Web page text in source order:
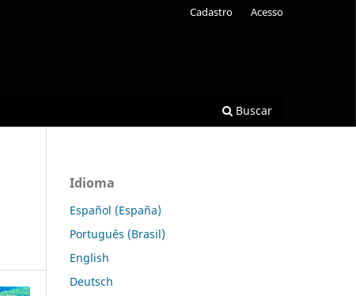
Buscar
Cadastro Acesso
Idioma
Español (España)
Português (Brasil)
English
Deutsch